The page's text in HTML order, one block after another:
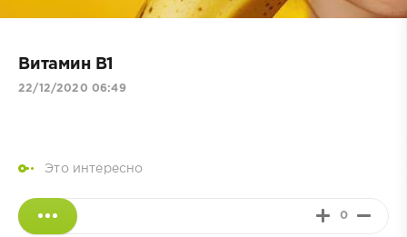
Витамин B1
22/12/2020 06:49
Это интересно
0